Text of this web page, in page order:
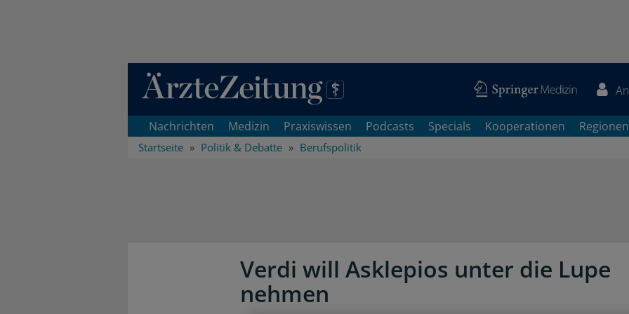
Direkt zum Inhaltsbereich
Nachrichten Medizin Praxiswissen Podcasts Specials Kooperationen Regionen
Startseite Politik & Debatte Berufspolitik
Verdi will Asklepios unter die Lupe
nehmen